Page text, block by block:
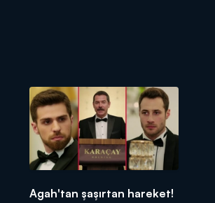
Agah'tan şaşırtan hareket!